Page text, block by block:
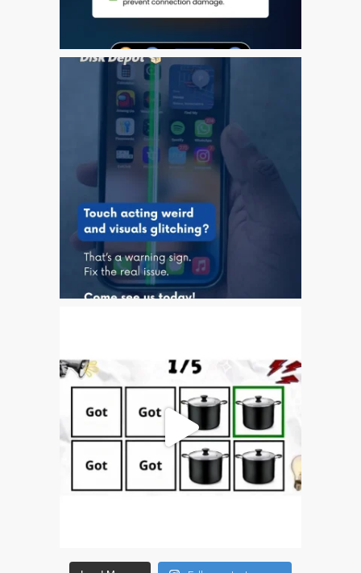
Pro a Dundee – Mac Pro
Riparazione di sistemi
macOS e OS X su Apple
Mac
Riparazione schermo
incrinato Apple MacBook a
Dundee – modelli Pro, Air
Riparazioni per l’iPhone di
Apple
Riparazioni per la serie di
Apple MacBook
Schermo scuro su Apple
veloce
Sostituzione della batteria
per il vostro iPhone e iPad
Testimonial del cliente
lv (Latviešu)
Apple iPad Tablet remonts